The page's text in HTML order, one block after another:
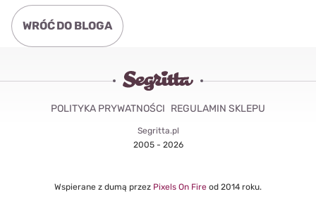
WRÓĆ DO BLOGA
Segritta.pl
2005 - 2026
POLITYKA PRYWATNOŚCI REGULAMIN SKLEPU
Wspierane z dumą przez Pixels On Fire od 2014 roku.